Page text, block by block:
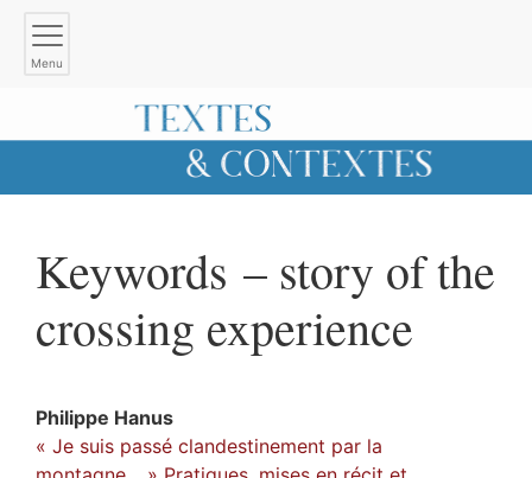
Menu
Keywords – story of the
crossing experience
Philippe Hanus
« Je suis passé clandestinement par la